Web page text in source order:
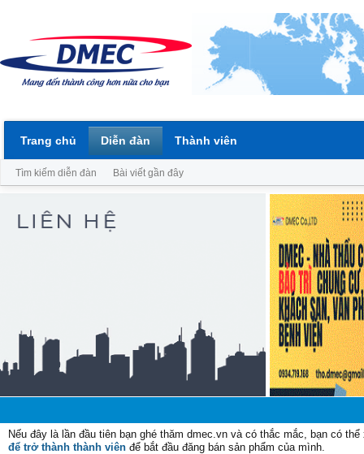
Nếu đây là lần đầu tiên bạn ghé thăm dmec.vn và có thắc mắc, bạn có
để trở thành thành viên để bắt đầu đăng bán sản phẩm của mình.
Trang chủ Diễn đàn
Tìm kiếm diễn đàn Bài viết gần đây
Thành viên